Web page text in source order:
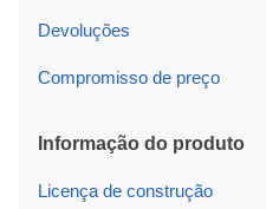
Devoluções
Compromisso de preço
Informação do produto
Licença de construção